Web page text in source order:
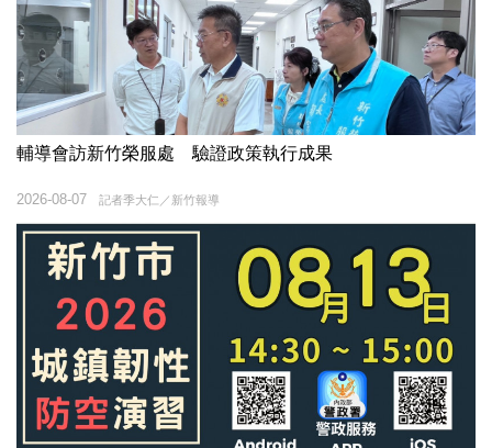
輔導會訪新竹榮服處 驗證政策執行成果
記者季大仁／新竹報導
2026-08-07